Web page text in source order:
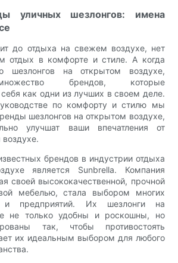
уличных шезлонгов: имена
до отдыха на свежем воздухе, нет
отдых в комфорте и стиле. А когда
шезлонгов на открытом воздухе,
брендов, которые
как одни из лучших в своем деле.
по комфорту и стилю мы
шезлонгов на открытом воздухе,
улучшат ваши впечатления от
брендов в индустрии отдыха
является Sunbrella. Компания
своей высококачественной, прочной
мебелью, стала выбором многих
и предприятий. Их шезлонги на
не только удобны и роскошны, но
так, чтобы противостоять
их идеальным выбором для любого